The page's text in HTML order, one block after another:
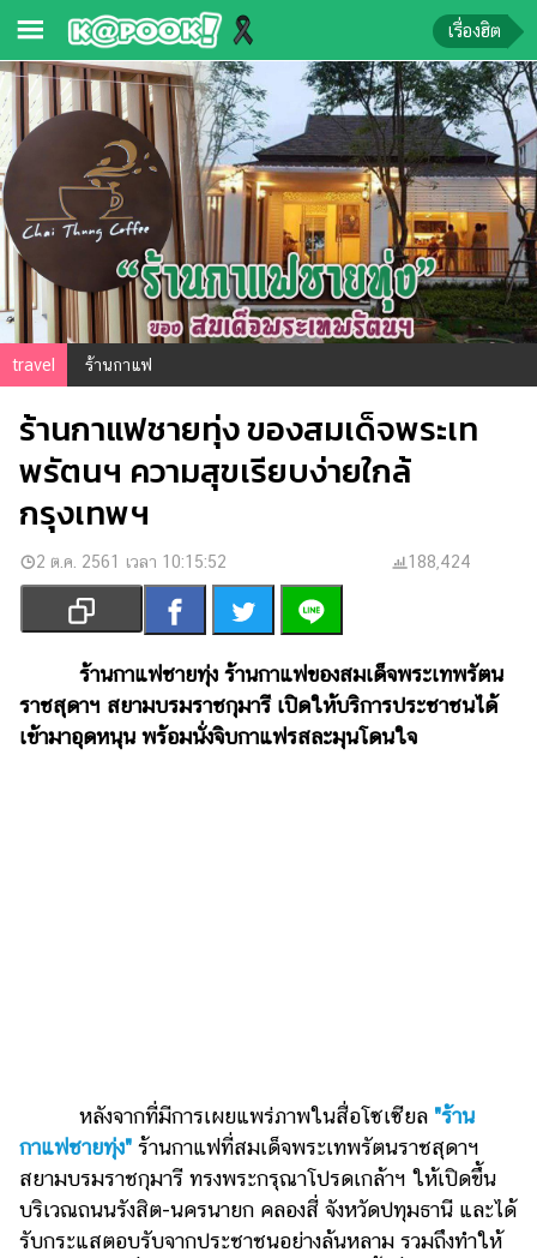
ข่าว-
ความ
ข่าว
ข่าว
บันเทิง
ตรวจ
หวย
ผล
บอล
สด
การ
การ
ศึกษา
บันเทิง
รูปภาพ
ดูด
ผู้
หญิง
เรื่องฮิต
travel ร้านกาแฟ
ร้านกาแฟชายทุ่ง ของสมเด็จพระเท
พรัตนฯ ความสุขเรียบง่ายใกล้
กรุงเทพฯ
2 ต.ค. 2561 เวลา 10:15:52 188,424
ร้านกาแฟชายทุ่ง ร้านกาแฟของสมเด็จพระเทพรัตน
ราชสุดาฯ สยามบรมราชกุมารี เปิดให้บริการประชาชนได้
เข้ามาอุดหนุน พร้อมนั่งจิบกาแฟรสละมุนโดนใจ
หลังจากที่มีการเผยแพร่ภาพในสื่อโซเซียล "ร้าน
กาแฟชายทุ่ง" ร้านกาแฟที่สมเด็จพระเทพรัตนราชสุดาฯ
สยามบรมราชกุมารี ทรงพระกรุณาโปรดเกล้าฯ ให้เปิดขึ้น
บริเวณถนนรังสิต-นครนายก คลองสี่ จังหวัดปทุมธานี และได้
รับกระแสตอบรับจากประชาชนอย่างล้นหลาม รวมถึงทำให้